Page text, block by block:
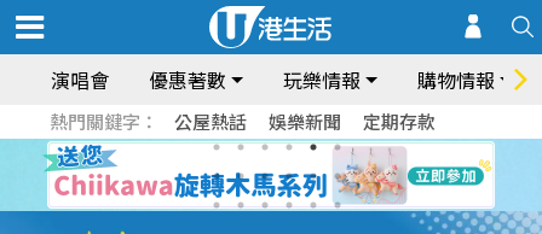
演唱會 優惠著數 玩樂情報 購物情報
熱門關鍵字： 公屋熱話 娛樂新聞 定期存款